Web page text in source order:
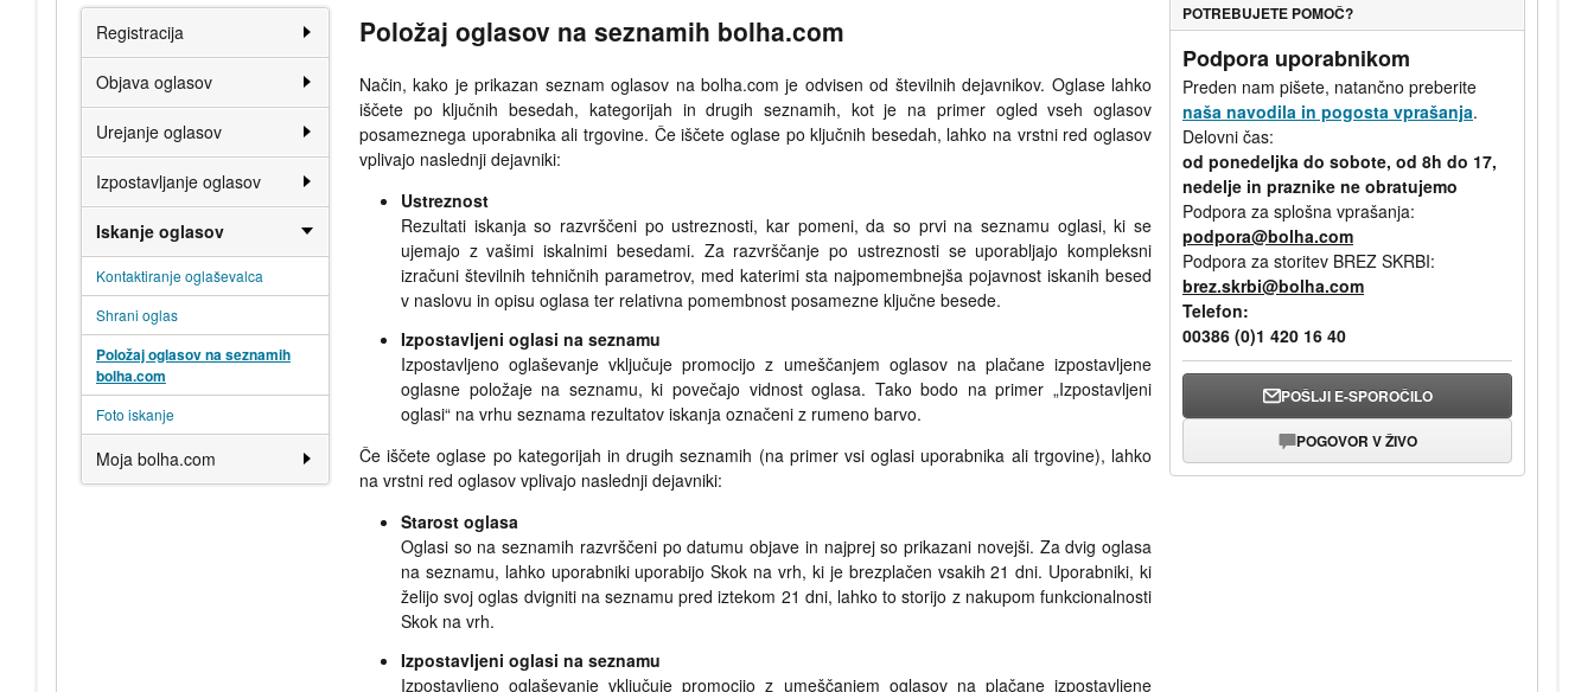
Položaj oglasov na seznamih bolha.com
Način, kako je prikazan seznam oglasov na bolha.com je odvisen od številnih dejavnikov. Oglase lahko
iščete po ključnih besedah, kategorijah in drugih seznamih, kot je na primer ogled vseh oglasov
posameznega uporabnika ali trgovine. Če iščete oglase po ključnih besedah, lahko na vrstni red oglasov
vplivajo naslednji dejavniki:
Ustreznost
Rezultati iskanja so razvrščeni po ustreznosti, kar pomeni, da so prvi na seznamu oglasi, ki se
ujemajo z vašimi iskalnimi besedami. Za razvrščanje po ustreznosti se uporabljajo kompleksni
izračuni številnih tehničnih parametrov, med katerimi sta najpomembnejša pojavnost iskanih besed
v naslovu in opisu oglasa ter relativna pomembnost posamezne ključne besede.
Izpostavljeni oglasi na seznamu
Izpostavljeno oglaševanje vključuje promocijo z umeščanjem oglasov na plačane izpostavljene
oglasne položaje na seznamu, ki povečajo vidnost oglasa. Tako bodo na primer „Izpostavljeni
oglasi“ na vrhu seznama rezultatov iskanja označeni z rumeno barvo.
Če iščete oglase po kategorijah in drugih seznamih (na primer vsi oglasi uporabnika ali trgovine), lahko
na vrstni red oglasov vplivajo naslednji dejavniki:
Starost oglasa
Oglasi so na seznamih razvrščeni po datumu objave in najprej so prikazani novejši. Za dvig oglasa
na seznamu, lahko uporabniki uporabijo Skok na vrh, ki je brezplačen vsakih 21 dni. Uporabniki, ki
želijo svoj oglas dvigniti na seznamu pred iztekom 21 dni, lahko to storijo z nakupom funkcionalnosti
Skok na vrh.
Izpostavljeni oglasi na seznamu
Izpostavljeno oglaševanje vključuje promocijo z umeščanjem oglasov na plačane izpostavljene
Registracija
Objava oglasov
Urejanje oglasov
Izpostavljanje oglasov
Iskanje oglasov
Kontaktiranje oglaševalca
Shrani oglas
Položaj oglasov na seznamih
bolha.com
Foto iskanje
Moja bolha.com
POTREBUJETE POMOČ?
Podpora uporabnikom
Preden nam pišete, natančno preberite
naša navodila in pogosta vprašanja.
Delovni čas:
od ponedeljka do sobote, od 8h do 17,
nedelje in praznike ne obratujemo
Podpora za splošna vprašanja:
podpora@bolha.com
Podpora za storitev BREZ SKRBI:
brez.skrbi@bolha.com
Telefon:
00386 (0)1 420 16 40
POŠLJI E-SPOROČILO
POGOVOR V ŽIVO